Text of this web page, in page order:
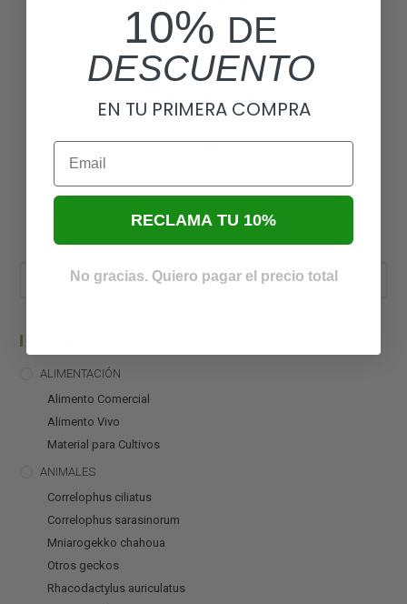
14,90€
ALIMENTACIÓN
Alimento Comercial
Alimento Vivo
Material para Cultivos
ANIMALES
Correlophus ciliatus
Correlophus sarasinorum
Mniarogekko chahoua
Otros geckos
Rhacodactylus auriculatus
10% DE
DESCUENTO
EN TU PRIMERA COMPRA
Email
RECLAMA TU 10%
No gracias. Quiero pagar el precio total